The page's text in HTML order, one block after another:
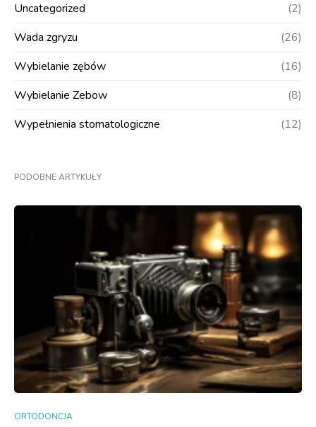
Uncategorized
(2)
Wada zgryzu
(26)
Wybielanie zębów
(16)
Wybielanie Zebow
(8)
Wypełnienia stomatologiczne
(12)
PODOBNE ARTYKUŁY
ORTODONCJA